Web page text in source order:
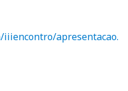
apresentacao.